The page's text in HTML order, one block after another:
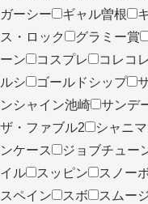
ガーシー
ギャル曽根
ス・ロック
グラミー賞
ーン
コスプレ コレコレ
ルシ
ゴールドシップ
ンシャイン池崎
サンデ
ザ・ファブル2
シャニマ
ンケース
ジョブチュー
イル
スッピン スノー
スペイン
スボ スムー